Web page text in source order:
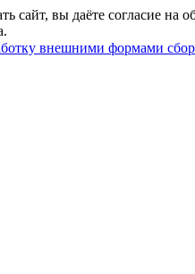
сайт, вы даёте согласие
внешними формами